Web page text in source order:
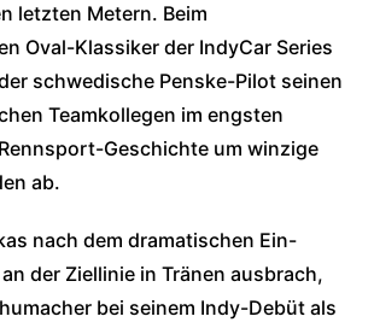
letzten Metern. Beim
Oval-Klassiker der IndyCar Series
schwedische Penske-Pilot seinen
Teamkollegen im engsten
Geschichte um winzige
ab.
nach dem dramatischen Ein-
der Ziellinie in Tränen ausbrach,
bei seinem Indy-Debüt als